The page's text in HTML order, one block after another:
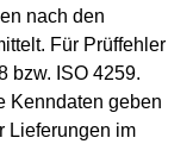
nach den
Für Prüffehler
bzw. ISO 4259.
Kenndaten geben
Lieferungen im